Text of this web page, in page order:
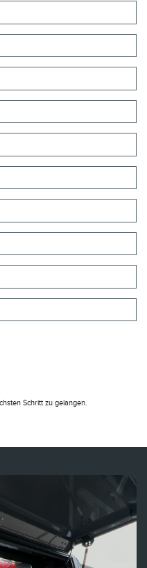
Schritt zu gelangen.